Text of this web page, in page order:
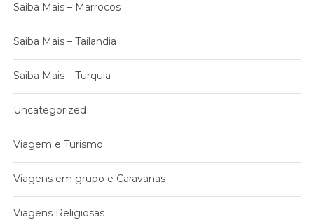
Saiba Mais – Marrocos
Saiba Mais – Tailandia
Saiba Mais – Turquia
Uncategorized
Viagem e Turismo
Viagens em grupo e Caravanas
Viagens Religiosas